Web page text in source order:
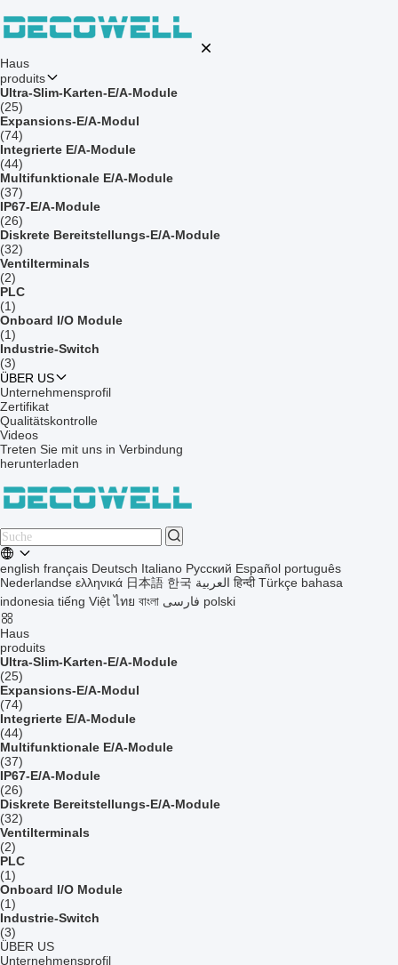
Haus
produits
Ultra-Slim-Karten-E/A-Module
(25)
Expansions-E/A-Modul
(74)
Integrierte E/A-Module
(44)
Multifunktionale E/A-Module
(37)
IP67-E/A-Module
(26)
Diskrete Bereitstellungs-E/A-Module
(32)
Ventilterminals
(2)
PLC
(1)
Onboard I/O Module
(1)
Industrie-Switch
(3)
ÜBER US
Unternehmensprofil
Zertifikat
Qualitätskontrolle
Videos
Treten Sie mit uns in Verbindung
herunterladen
english français Deutsch Italiano Русский Español português
Nederlandse ελληνικά 日本語 한국 العربية हिन्दी Türkçe bahasa
indonesia tiếng Việt ไทย বাংলা فارسی polski
Haus
produits
Ultra-Slim-Karten-E/A-Module
(25)
Expansions-E/A-Modul
(74)
Integrierte E/A-Module
(44)
Multifunktionale E/A-Module
(37)
IP67-E/A-Module
(26)
Diskrete Bereitstellungs-E/A-Module
(32)
Ventilterminals
(2)
PLC
(1)
Onboard I/O Module
(1)
Industrie-Switch
(3)
ÜBER US
Unternehmensprofil